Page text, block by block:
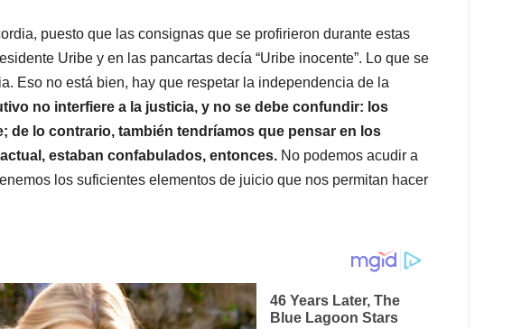
puesto que las consignas que se profirieron durante estas
Uribe y en las pancartas decía “Uribe inocente”. Lo que se
Eso no está bien, hay que respetar la independencia de la
no interfiere a la justicia, y no se debe confundir: los
de lo contrario, también tendríamos que pensar en los
estaban confabulados, entonces. No podemos acudir a
los suficientes elementos de juicio que nos permitan hacer